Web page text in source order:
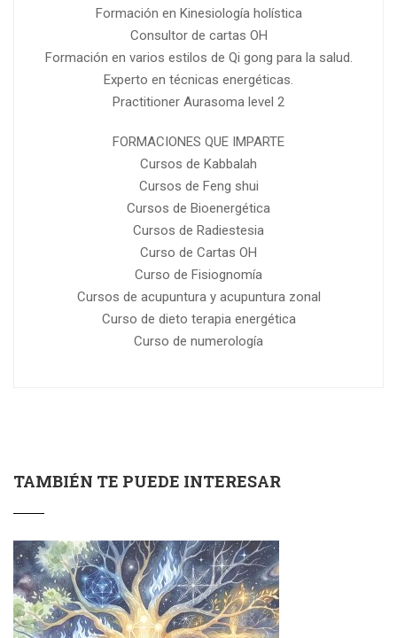
Formación en Kinesiología holística
Consultor de cartas OH
Formación en varios estilos de Qi gong para la salud.
Experto en técnicas energéticas.
Practitioner Aurasoma level 2
FORMACIONES QUE IMPARTE
Cursos de Kabbalah
Cursos de Feng shui
Cursos de Bioenergética
Cursos de Radiestesia
Curso de Cartas OH
Curso de Fisiognomía
Cursos de acupuntura y acupuntura zonal
Curso de dieto terapia energética
Curso de numerología
TAMBIÉN TE PUEDE INTERESAR